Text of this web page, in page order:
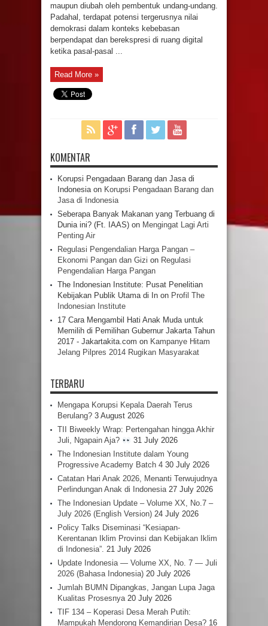
maupun diubah oleh pembentuk undang-undang.
Padahal, terdapat potensi tergerusnya nilai
demokrasi dalam konteks kebebasan
berpendapat dan berekspresi di ruang digital
ketika pasal-pasal ...
Read More »
KOMENTAR
Korupsi Pengadaan Barang dan Jasa di
Indonesiaon Korupsi Pengadaan Barang dan
Jasa di Indonesia
Seberapa Banyak Makanan yang Terbuang di
Dunia ini? (Ft. IAAS) on Mengingat Lagi Arti
Penting Air
Regulasi Pengendalian Harga Pangan –
Ekonomi Pangan dan Gizi on Regulasi
Pengendalian Harga Pangan
The Indonesian Institute: Pusat Penelitian
Kebijakan Publik Utama di In on Profil The
Indonesian Institute
17 Cara Mengambil Hati Anak Muda untuk
Memilih di Pemilihan Gubernur Jakarta Tahun
2017 - Jakartakita.com on Kampanye Hitam
Jelang Pilpres 2014 Rugikan Masyarakat
TERBARU
Mengapa Korupsi Kepala Daerah Terus
Berulang? 3 August 2026
TII Biweekly Wrap: Pertengahan hingga Akhir
Juli, Ngapain Aja?
31 July 2026
The Indonesian Institute dalam Young
Progressive Academy Batch 4 30 July 2026
Catatan Hari Anak 2026, Menanti Terwujudnya
Perlindungan Anak di Indonesia 27 July 2026
The Indonesian Update – Volume XX, No.7 –
July 2026 (English Version) 24 July 2026
Policy Talks Diseminasi “Kesiapan-
Kerentanan Iklim Provinsi dan Kebijakan Iklim
di Indonesia”. 21 July 2026
Update Indonesia — Volume XX, No. 7 — Juli
2026 (Bahasa Indonesia) 20 July 2026
Jumlah BUMN Dipangkas, Jangan Lupa Jaga
Kualitas Prosesnya 20 July 2026
TIF 134 – Koperasi Desa Merah Putih:
Mampukah Mendorong Kemandirian Desa? 16